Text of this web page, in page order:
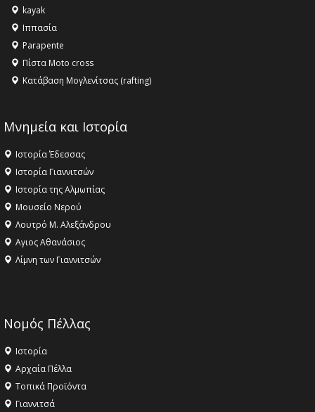
kayak
Ιππασία
Parapente
Πίστα Moto cross
Κατάβαση Μογλενίτσας (rafting)
Μνημεία και Ιστορία
Ιστορία Έδεσσας
Ιστορία Γιαννιτσών
Ιστορία της Αλμωπίας
Μουσείο Νερού
Λουτρό Μ. Αλεξάνδρου
Αγιος Αθανάσιος
Λίμνη των Γιαννιτσών
Νομός Πέλλας
Ιστορία
Αρχαία Πέλλα
Τοπικά Προϊόντα
Γιαννιτσά